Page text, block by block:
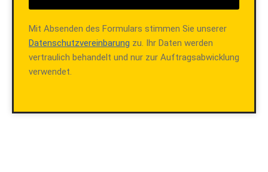
Mit Absenden des Formulars stimmen Sie unserer
Datenschutzvereinbarung zu. Ihr Daten werden
vertraulich behandelt und nur zur Auftragsabwicklung
verwendet.